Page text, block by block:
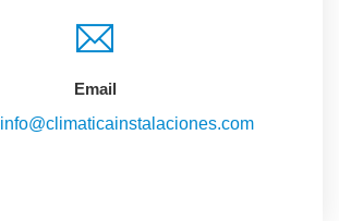
Email
info@climaticainstalaciones.com